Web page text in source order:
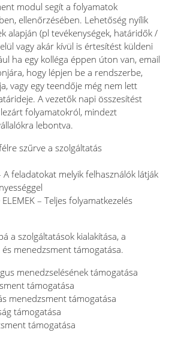
modul segít a folyamatok
ellenőrzésében. Lehetőség nyílik
alapján (pl tevékenységek, határidők /
vagy akár kívül is értesítést küldeni
ha egy kolléga éppen úton van, email
hogy lépjen be a rendszerbe,
vagy egy teendője még nem lett
A vezetők napi összesítést
folyamatokról, mindezt
lebontva.
szűrve a szolgáltatás
A feladatokat melyik felhasználók látják
ELEMEK – Teljes folyamatkezelés
a szolgáltatások kialakítása, a
menedzsment támogatása.
menedzselésének támogatása
támogatása
menedzsment támogatása
támogatása
támogatása